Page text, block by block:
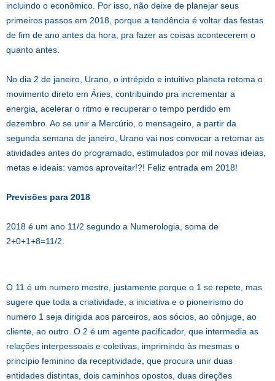
incluindo o econômico. Por isso, não deixe de planejar seus
primeiros passos em 2018, porque a tendência é voltar das festas
de fim de ano antes da hora, pra fazer as coisas acontecerem o
quanto antes.
No dia 2 de janeiro, Urano, o intrépido e intuitivo planeta retoma o
movimento direto em Áries, contribuindo pra incrementar a
energia, acelerar o ritmo e recuperar o tempo perdido em
dezembro. Ao se unir a Mercúrio, o mensageiro, a partir da
segunda semana de janeiro, Urano vai nos convocar a retomar as
atividades antes do programado, estimulados por mil novas ideias,
metas e ideais: vamos aproveitar!?! Feliz entrada em 2018!
Previsões para 2018
2018 é um ano 11/2 segundo a Numerologia, soma de
2+0+1+8=11/2.
O 11 é um numero mestre, justamente porque o 1 se repete, mas
sugere que toda a criatividade, a iniciativa e o pioneirismo do
numero 1 seja dirigida aos parceiros, aos sócios, ao cônjuge, ao
cliente, ao outro. O 2 é um agente pacificador, que intermedia as
relações interpessoais e coletivas, imprimindo às mesmas o
princípio feminino da receptividade, que procura unir duas
entidades distintas, dois caminhos opostos, duas direções